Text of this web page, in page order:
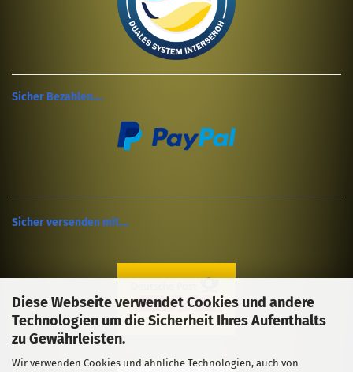
Diese Webseite verwendet Cookies und andere
Technologien um die Sicherheit Ihres Aufenthalts
zu Gewährleisten.
Wir verwenden Cookies und ähnliche Technologien, auch von
Sicher Bezahlen....
Sicher versenden mit....